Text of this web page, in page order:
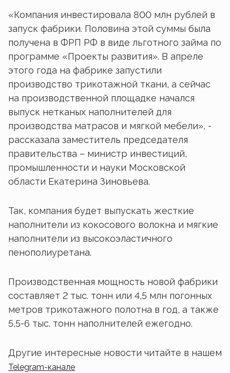
«Компания инвестировала 800 млн рублей в
запуск фабрики. Половина этой суммы была
получена в ФРП РФ в виде льготного займа по
программе «Проекты развития». В апреле
этого года на фабрике запустили
производство трикотажной ткани, а сейчас
на производственной площадке начался
выпуск нетканых наполнителей для
производства матрасов и мягкой мебели», -
рассказала заместитель председателя
правительства – министр инвестиций,
промышленности и науки Московской
области Екатерина Зиновьева.
Так, компания будет выпускать жесткие
наполнители из кокосового волокна и мягкие
наполнители из высокоэластичного
пенополиуретана.
Производственная мощность новой фабрики
составляет 2 тыс. тонн или 4,5 млн погонных
метров трикотажного полотна в год, а также
5,5-6 тыс. тонн наполнителей ежегодно.
Другие интересные новости читайте в нашем
Telegram-канале